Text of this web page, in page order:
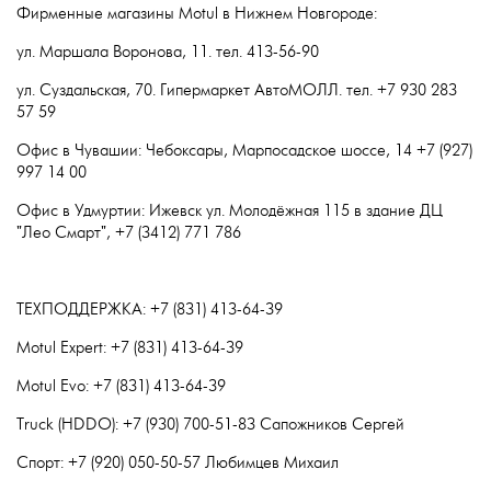
Фирменные магазины Motul в Нижнем Новгороде:
ул. Маршала Воронова, 11. тел. 413-56-90
ул. Суздальская, 70. Гипермаркет АвтоМОЛЛ. тел. +7 930 283
57 59
Офис в Чувашии: Чебоксары, Марпосадское шоссе, 14 +7 (927)
997 14 00
Офис в Удмуртии: Ижевск ул. Молодёжная 115 в здание ДЦ
"Лео Смарт", +7 (3412) 771 786
ТЕХПОДДЕРЖКА: +7 (831) 413-64-39
Motul Expert: +7 (831) 413-64-39
Motul Evo: +7 (831) 413-64-39
Truck (HDDO): +7 (930) 700-51-83 Сапожников Сергей
Спорт: +7 (920) 050-50-57 Любимцев Михаил